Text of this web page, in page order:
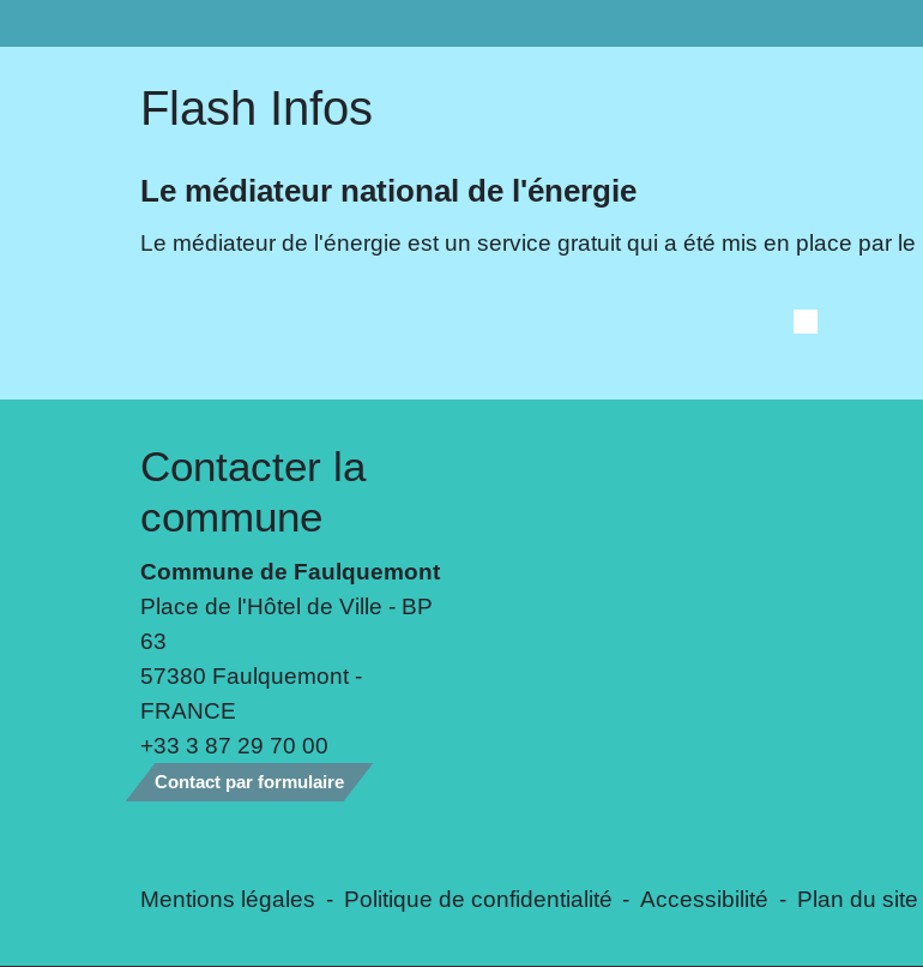
Flash Infos
Le médiateur national de l'énergie
Le médiateur de l'énergie est un service gratuit qui a été mis en place par
Contacter la
commune
Commune de Faulquemont
Place de l'Hôtel de Ville - BP
63
57380 Faulquemont -
FRANCE
+33 3 87 29 70 00
Contact par formulaire
Mentions légales - Politique de confidentialité - Accessibilité - Plan du site